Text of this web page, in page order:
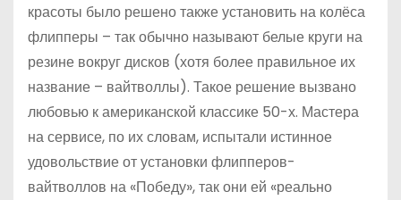
красоты было решено также установить на колёса
флипперы – так обычно называют белые круги на
резине вокруг дисков (хотя более правильное их
название – вайтволлы). Такое решение вызвано
любовью к американской классике 50-х. Мастера
на сервисе, по их словам, испытали истинное
удовольствие от установки флипперов-
вайтволлов на «Победу», так они ей «реально